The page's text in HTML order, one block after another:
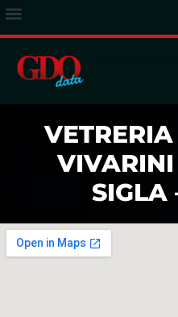
VIVARINI
SIGLA